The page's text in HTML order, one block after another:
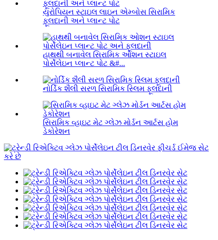
યુરોપિયન સ્ટાઇલ લાઇન એમ્બોસ સિરામિક
ફૂલદાની અને પ્લાન્ટ પોટ
હાથથી બનાવેલ સિરામિક ઓશન સ્ટાઇલ
પોર્સેલેઇન પ્લાન્ટ પોટ &#...
નોર્ડિક શૈલી સરળ સિરામિક સ્લિમ ફૂલદાની
સિરામિક વ્હાઇટ મેટ ગ્લેઝ મોર્ડન આર્ટસ હોમ
ડેકોરેશન